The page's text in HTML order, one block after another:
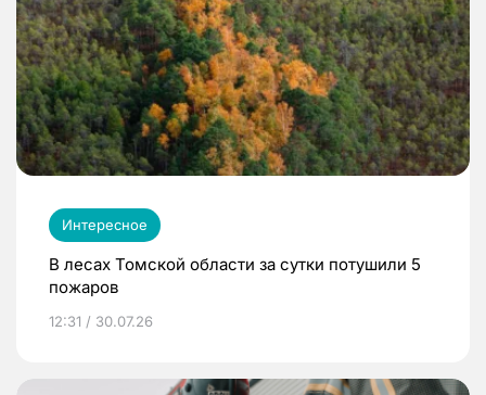
Интересное
В лесах Томской области за сутки потушили 5
пожаров
12:31 / 30.07.26